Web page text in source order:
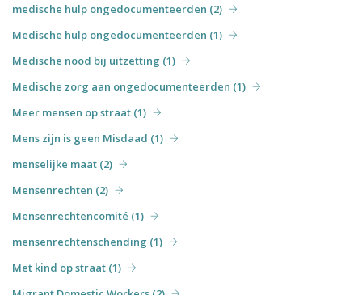
medische hulp ongedocumenteerden (2)
Medische hulp ongedocumenteerden (1)
Medische nood bij uitzetting (1)
Medische zorg aan ongedocumenteerden (1)
Meer mensen op straat (1)
Mens zijn is geen Misdaad (1)
menselijke maat (2)
Mensenrechten (2)
Mensenrechtencomité (1)
mensenrechtenschending (1)
Met kind op straat (1)